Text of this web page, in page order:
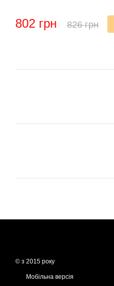
802 грн 826 грн
© з 2015 року
Мобільна версія